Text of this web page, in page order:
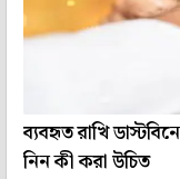
ব্যবহৃত রাখি
নিন কী করা উচিত